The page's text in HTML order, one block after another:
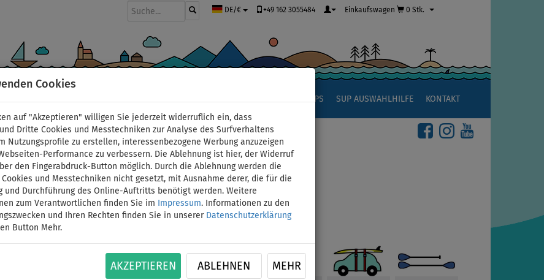
Cookies
auf "Akzeptieren" willigen Sie jederzeit widerruflich ein, dass
Dritte Cookies und Messtechniken zur Analyse des Surfverhaltens
Nutzungsprofile zu erstellen, interessenbezogene Werbung anzuzeigen
Performance zu verbessern. Die Ablehnung ist hier, der Widerruf
den Fingerabdruck-Button möglich. Durch die Ablehnung werden die
und Messtechniken nicht gesetzt, mit Ausnahme derer, die für die
und Durchführung des Online-Auftritts benötigt werden. Weitere
zum Verantwortlichen finden Sie im
Impressum. Informationen zu den
und Ihren Rechten finden Sie in unserer Datenschutzerklärung
Button Mehr.
AKZEPTIEREN ABLEHNEN MEHR
DE/€ +49 162 3055484 Einkaufswagen 0 Stk.
SUP TIPPS SUP AUSWAHLHILFE KONTAKT
Farbe: